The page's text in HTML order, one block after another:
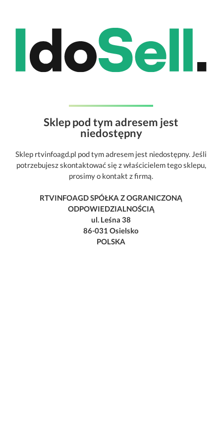
Sklep pod tym adresem jest
niedostępny
Sklep rtvinfoagd.pl pod tym adresem jest niedostępny. Jeśli
potrzebujesz skontaktować się z właścicielem tego sklepu,
prosimy o kontakt z firmą.
RTVINFOAGD SPÓŁKA Z OGRANICZONĄ
ODPOWIEDZIALNOŚCIĄ
ul. Leśna 38
86-031 Osielsko
POLSKA